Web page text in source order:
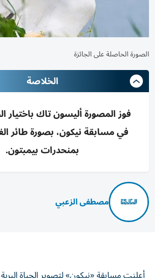
الصورة الحاصلة على الجائزة
الخلاصة
في مسابقة نيكون، بصورة طائر
بمنحدرات بيمبتون.
مصطفى الزعبي